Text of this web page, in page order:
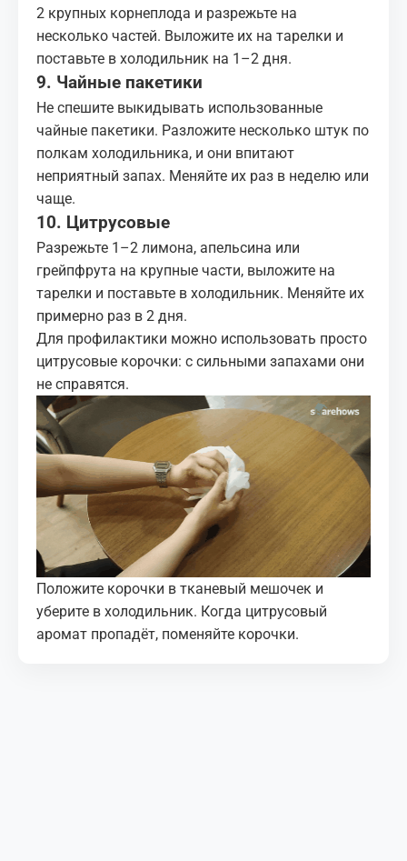
2 крупных корнеплода и разрежьте на
несколько частей. Выложите их на тарелки и
поставьте в холодильник на 1–2 дня.
9. Чайные пакетики
Не спешите выкидывать использованные
чайные пакетики. Разложите несколько штук по
полкам холодильника, и они впитают
неприятный запах. Меняйте их раз в неделю или
чаще.
10. Цитрусовые
Разрежьте 1–2 лимона, апельсина или
грейпфрута на крупные части, выложите на
тарелки и поставьте в холодильник. Меняйте их
примерно раз в 2 дня.
Для профилактики можно использовать просто
цитрусовые корочки: с сильными запахами они
не справятся.
Положите корочки в тканевый мешочек и
уберите в холодильник. Когда цитрусовый
аромат пропадёт, поменяйте корочки.